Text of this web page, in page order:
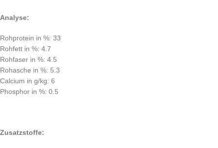
Analyse:
Rohprotein in %: 33
Rohfett in %: 4.7
Rohfaser in %: 4.5
Rohasche in %: 5.3
Calcium in g/kg: 6
Phosphor in %: 0.5
Zusatzstoffe: